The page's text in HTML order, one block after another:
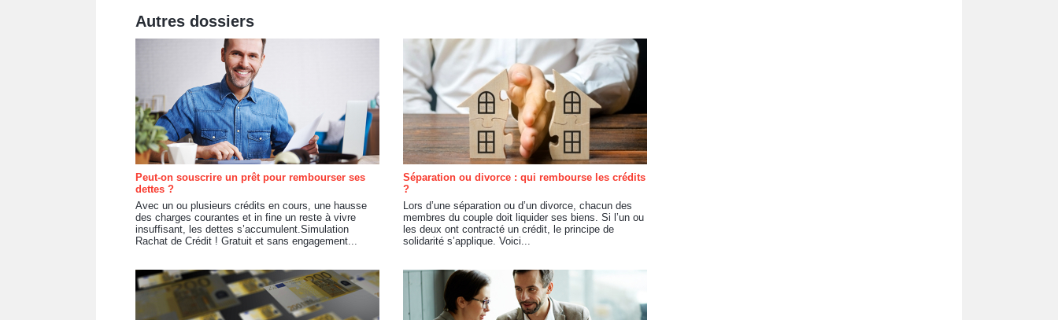
Autres dossiers
Peut-on souscrire un prêt pour rembourser ses
dettes ?
Avec un ou plusieurs crédits en cours, une hausse
des charges courantes et in fine un reste à vivre
insuffisant, les dettes s’accumulent.Simulation
Rachat de Crédit ! Gratuit et sans engagement...
Séparation ou divorce : qui rembourse les crédits
?
Lors d’une séparation ou d’un divorce, chacun des
membres du couple doit liquider ses biens. Si l’un ou
les deux ont contracté un crédit, le principe de
solidarité s’applique. Voici...